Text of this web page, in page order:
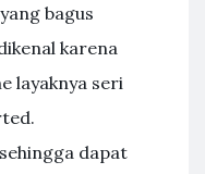
bagus
karena
layaknya seri
dapat